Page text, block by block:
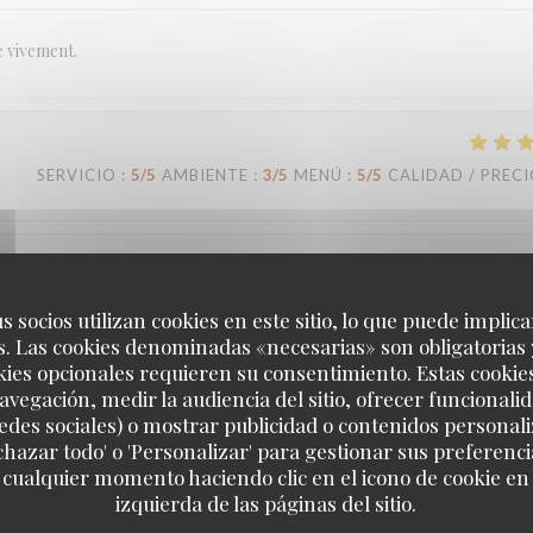
socios utilizan cookies en este sitio, lo que puede
Las cookies denominadas «necesarias» son
opcionales requieren su consentimiento. Estas
medir la audiencia del sitio, ofrecer
sociales) o mostrar publicidad o contenidos
todo' o 'Personalizar' para gestionar sus
cualquier momento haciendo clic en el icono de cookie
izquierda de las páginas del sitio.
vivement.
SERVICIO : 5/5 AMBIENTE : 3/5 MENÚ : 5/5 CALIDAD /
SERVICIO: 5 /5 AMBIENTE: 5/5 MENÚ: 5/5 CALIDAD /
toujours un grand plaisir. Plats très savoureux, carte qui change
Loco by Jem's